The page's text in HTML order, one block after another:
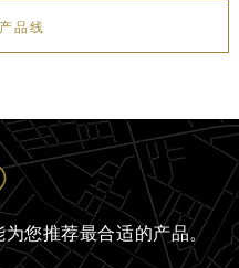
品线
您推荐最合适的产品。